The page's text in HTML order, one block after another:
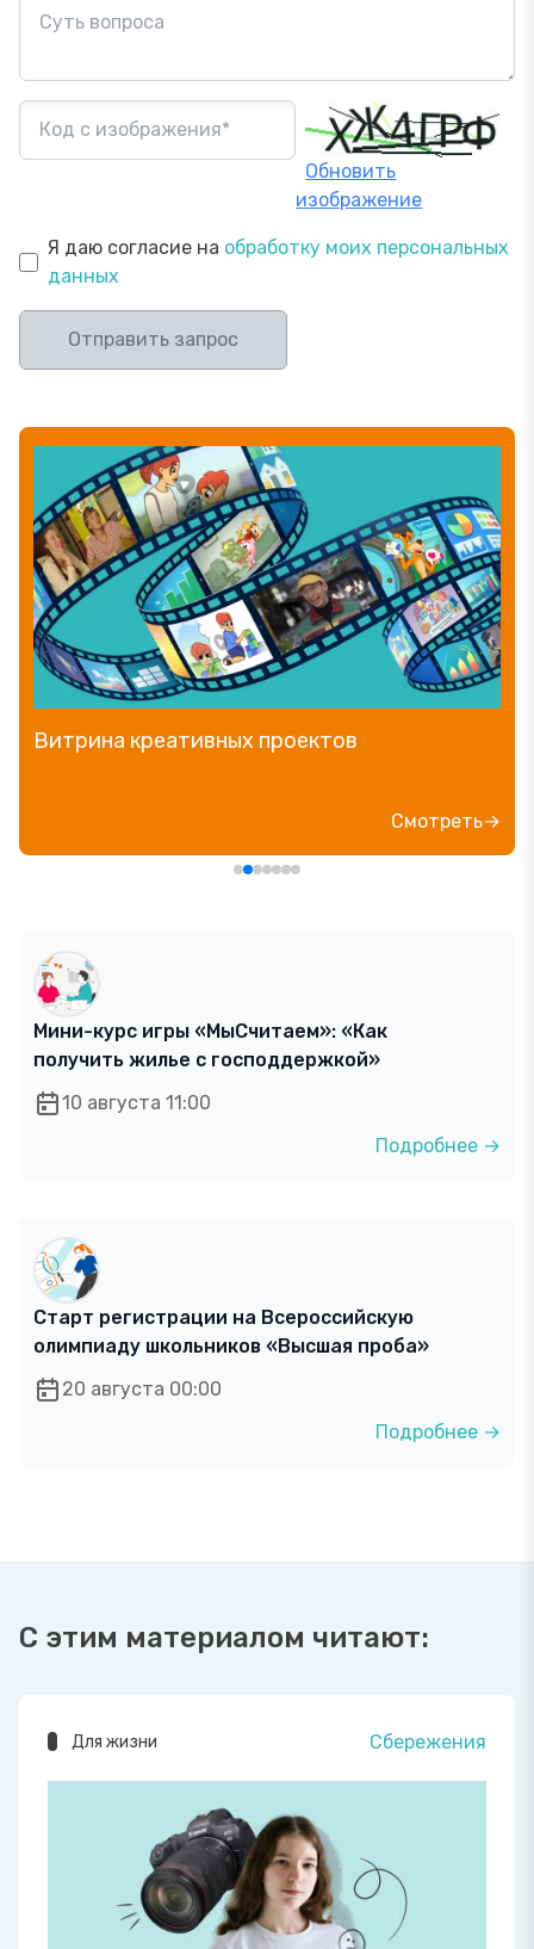
Обновить
изображение
Я даю согласие на обработку моих персональных
данных
Отправить запрос
Витрина креативных проектов
Смотреть→
Мини-курс игры «МыСчитаем»: «Как
получить жилье с господдержкой»
10 августа 11:00
Подробнее →
Старт регистрации на Всероссийскую
олимпиаду школьников «Высшая проба»
20 августа 00:00
Подробнее →
С этим материалом читают:
Для жизни Сбережения